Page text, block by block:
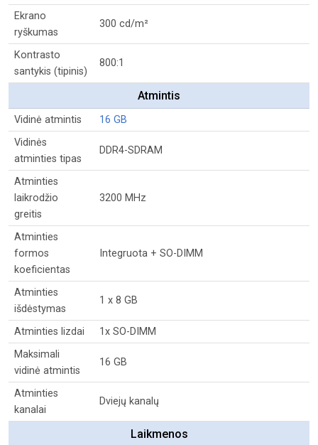
Ekrano
ryškumas
300 cd/m²
Kontrasto
santykis (tipinis)
800:1
Atmintis
Vidinė atmintis
16 GB
Vidinės
atminties tipas
DDR4-SDRAM
Atminties
laikrodžio
greitis
3200 MHz
Atminties
formos
koeficientas
Integruota + SO-DIMM
Atminties
išdėstymas
1 x 8 GB
Atminties lizdai
1x SO-DIMM
Maksimali
vidinė atmintis
16 GB
Atminties
kanalai
Dviejų kanalų
Laikmenos